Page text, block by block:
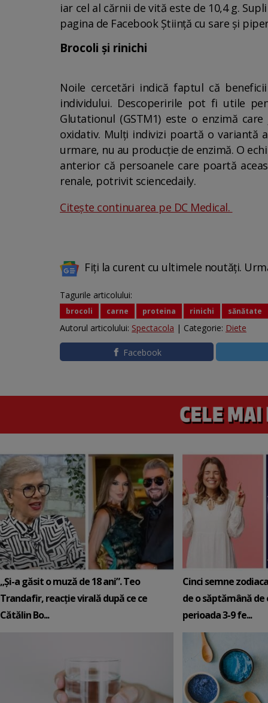
iar cel al cărnii de vită este de 10,4 g.
pagina de Facebook Știință cu sare și
Brocoli și rinichi
Noile cercetări indică faptul că
individului. Descoperirile pot fi utile
Glutationul (GSTM1) este o enzimă
oxidativ. Mulți indivizi poartă o variantă
urmare, nu au producție de enzimă. O
anterior că persoanele care poartă
renale, potrivit sciencedaily.
Citește continuarea pe DC Medical.
Fiți la curent cu ultimele noutăți.
Tagurile articolului:
brocoli carne proteina rinichi sănătate
Autorul articolului: Spectacola | Categorie: Diete
Facebook
„Și-a găsit o muză de 18 ani”. Teo
Trandafir, reacție virală după ce ce
Cătălin Bo...
Cinci semne
de o săptămână de
perioada 3-9 fe...